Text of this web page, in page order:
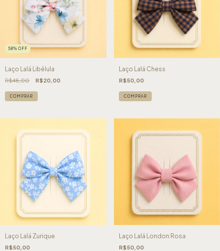
58% OFF
Laço Lalá Libélula
R$48,00 R$20,00
COMPRAR
Laço Lalá Chess
R$50,00
COMPRAR
Laço Lalá Zurique
R$50,00
Laço Lalá London Rosa
R$50,00